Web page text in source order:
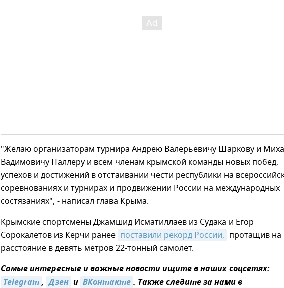
"Желаю организаторам турнира Андрею Валерьевичу Шаркову и
Вадимовичу Паллеру и всем членам крымской команды новых побед,
успехов и достижений в отстаивании чести республики на
соревнованиях и турнирах и продвижении России на международных
состязаниях", - написал глава Крыма.
Крымские спортсмены Джамшид Исматиллаев из Судака и Егор
Сорокалетов из Керчи ранее поставили рекорд России, протащив на
расстояние в девять метров 22-тонный самолет.
Самые интересные и важные новости ищите в наших соцсетях:
Telegram, Дзен и ВКонтакте. Также следите за нами в